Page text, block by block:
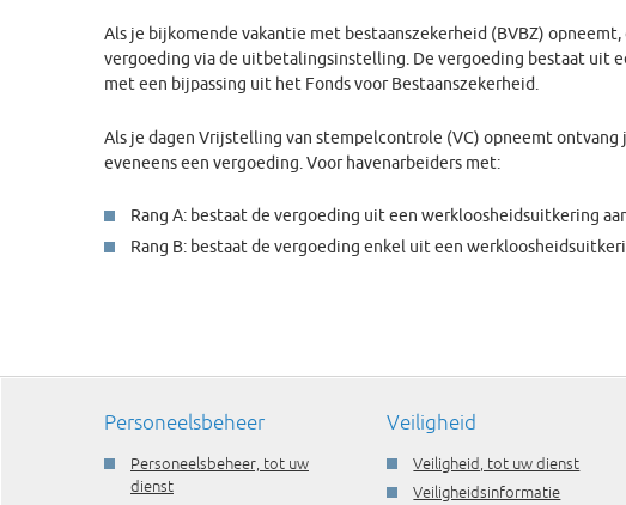
Als je bijkomende vakantie met bestaanszekerheid (BVBZ)
vergoeding via de uitbetalingsinstelling. De vergoeding bestaat uit
met een bijpassing uit het Fonds voor Bestaanszekerheid.
Als je dagen Vrijstelling van stempelcontrole (VC) opneemt
eveneens een vergoeding. Voor havenarbeiders met:
Rang A: bestaat de vergoeding uit een werkloosheidsuitkering
Rang B: bestaat de vergoeding enkel uit een
Personeelsbeheer
Personeelsbeheer, tot uw
dienst
Veiligheid
Veiligheid, tot uw dienst
Veiligheidsinformatie